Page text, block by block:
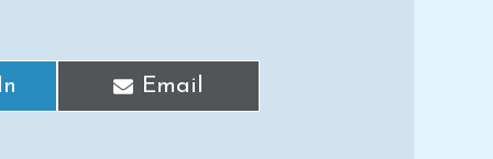
Email